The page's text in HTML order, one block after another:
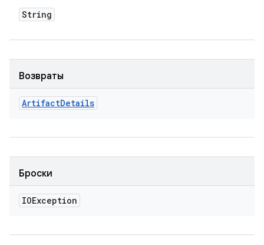
String
Возвраты
ArtifactDetails
Броски
IOException